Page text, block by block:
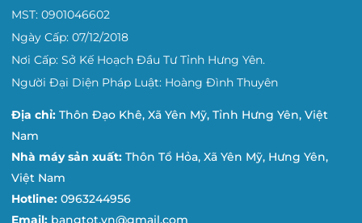
MST: 0901046602
Ngày Cấp: 07/12/2018
Nơi Cấp: Sở Kế Hoạch Đầu Tư Tỉnh Hưng Yên.
Người Đại Diện Pháp Luật: Hoàng Đình Thuyên
Địa chỉ: Thôn Đạo Khê, Xã Yên Mỹ, Tỉnh Hưng Yên, Việt
Nam
Nhà máy sản xuất: Thôn Tổ Hỏa, Xã Yên Mỹ, Hưng Yên,
Việt Nam
Hotline: 0963244956
Email: bangtot.vn@gmail.com